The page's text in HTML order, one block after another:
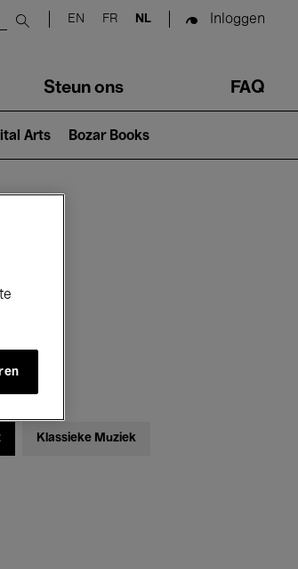
Submit search
EN FR NL Inloggen
Steun ons FAQ
Arts Bozar Books
Klassieke Muziek